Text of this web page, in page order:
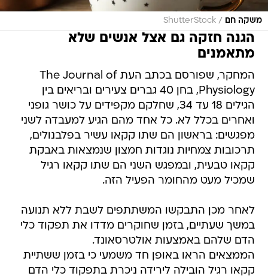
משקה חם /
ShutterStock
הגנה חזקה גם אצל אנשים שלא
מתאמנים
המחקר, שפורסם בכתב העת The Journal of
Physiology, בחן 40 גברים צעירים ובריאים בין
הגילים 18 עד 34, שחלקם מקפידים על כושר גופני
ואחרים בכלל לא. כל אחד מהם הגיע למעבדה לשני
מפגשים: בראשון הם שתו קקאו עשיר בפלבנולים,
תרכובות צמחיות נוגדות חמצון שנמצאות באבקת
קקאו טבעית, ובמפגש השני הם שתו קקאו רגיל
שמכיל מעט מהחומר הפעיל הזה.
לאחר מכן התבקשו המשתתפים לשבת ללא תנועה
במשך שעתיים, בזמן שחוקרים מדדו את תפקוד כלי
הדם שלהם באמצעות אולטרסאונד.
הממצאים הראו באופן חד משמעי כי בזמן ששתיית
קקאו רגיל הובילה לירידה ניכרת בתפקוד כלי הדם